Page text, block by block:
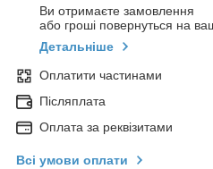
Ви отримаєте замовлення
або гроші повернуться на
Детальніше
Оплатити частинами
Післяплата
Оплата за реквізитами
Всі умови оплати